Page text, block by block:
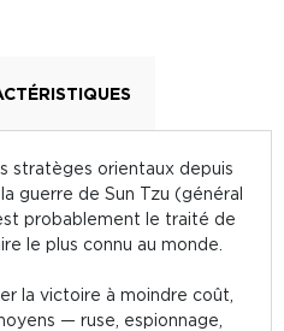
stratèges orientaux depuis
guerre de Sun Tzu (général
probablement le traité de
le plus connu au monde.
la victoire à moindre coût,
— ruse, espionnage,